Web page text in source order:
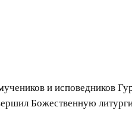
и исповедников
Божественную